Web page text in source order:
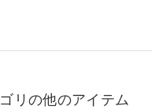
リの他のアイテム